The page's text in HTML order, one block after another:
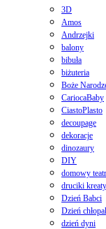
3D
Amos
Andrzejki
balony
bibuła
biżuteria
Boże
CariocaBaby
CiastoPlasto
decoupage
dekoracje
dinozaury
DIY
domowy teatr
druciki
Dzień Babci
Dzień
dzień dyni